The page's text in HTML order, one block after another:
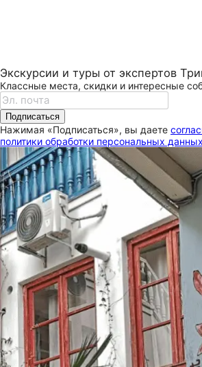
Экскурсии и туры от экспертов
Классные места, скидки и интересные
Подписаться
Нажимая «Подписаться», вы даете
политики обработки персональных данных